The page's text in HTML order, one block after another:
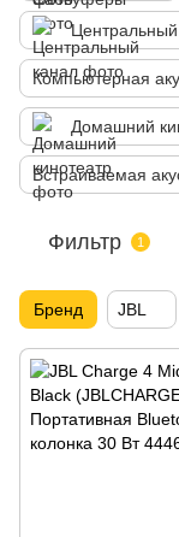
Компьютерная
Домашний
Встраиваемая
Фильтр 1
Бренд JBL